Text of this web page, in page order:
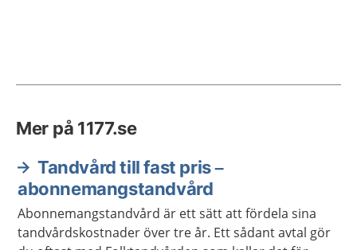
Mer på 1177.se
Tandvård till fast pris –
abonnemangstandvård
Abonnemangstandvård är ett sätt att fördela sina
tandvårdskostnader över tre år. Ett sådant avtal gör